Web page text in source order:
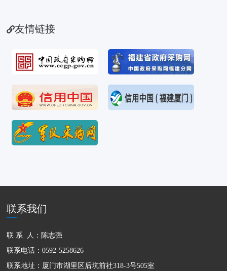
友情链接
联系我们
联 系 人：陈志强
联系电话：0592-5258626
联系地址：厦门市湖里区后坑前社318-3号505室